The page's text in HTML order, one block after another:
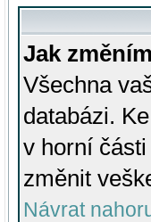
Jak
Všechna
databázi.
v horní
změnit
Návrat